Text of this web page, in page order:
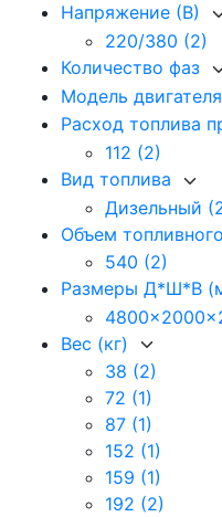
Напряжение (В)
220/380 (2)
Количество фаз
Модель двигателя
Расход топлива
112 (2)
Вид топлива
Дизельный
Объем
540 (2)
Размеры Д*Ш*В
Вес (кг)
38 (2)
72 (1)
87 (1)
152 (1)
159 (1)
192 (2)